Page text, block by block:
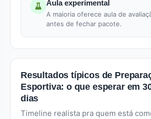
Aula experimental
A maioria oferece aula de
antes de fechar pacote.
Resultados típicos de
Esportiva: o que esperar em
dias
Timeline realista pra quem está